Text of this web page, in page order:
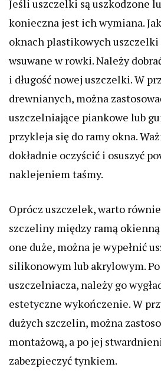
Jeśli uszczelki są uszkodzone
konieczna jest ich wymiana.
oknach plastikowych uszczelki
wsuwane w rowki. Należy
i długość nowej uszczelki. W
drewnianych, można
uszczelniające piankowe lub
przykleja się do ramy okna.
dokładnie oczyścić i osuszyć
naklejeniem taśmy.
Oprócz uszczelek, warto
szczeliny między ramą okienną
one duże, można je wypełnić
silikonowym lub akrylowym. Po
uszczelniacza, należy go
estetyczne wykończenie. W
dużych szczelin, można
montażową, a po jej
zabezpieczyć tynkiem.